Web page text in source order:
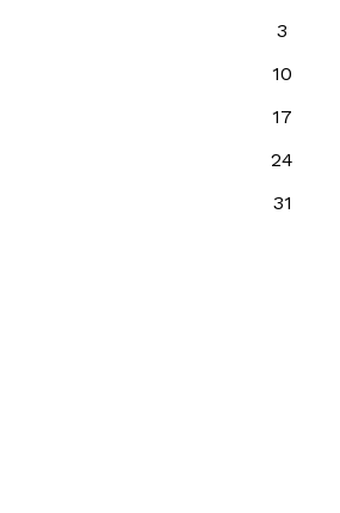
3
10
17
24
31